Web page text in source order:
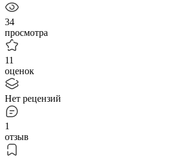
34
просмотра
11
оценок
Нет рецензий
1
отзыв